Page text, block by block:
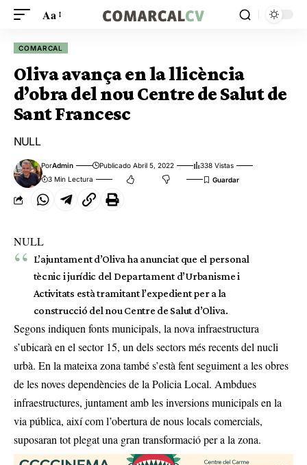
Aa
COMARCAL
Oliva avança en la llicència
d’obra del nou Centre de Salut de
Sant Francesc
NULL
PorAdmin Publicado Abril 5, 2022
338 Vistas
3 Min Lectura
NULL
L’ajuntament d’Oliva ha anunciat que el personal
tècnic i jurídic del Departament d’Urbanisme i
Activitats està tramitant l’expedient per a la
construcció del nou Centre de Salut d’Oliva.
Segons indiquen fonts municipals, la nova infraestructura
s’ubicarà en el sector 15, un dels sectors més recents del nucli
urbà. En la mateixa zona també s’està fent seguiment a les obres
de les noves dependències de la Policia Local. Ambdues
infraestructures, juntament amb les inversions municipals en la
via pública, així com l’obertura de nous locals comercials,
suposaran tot plegat una gran transformació per a la zona.